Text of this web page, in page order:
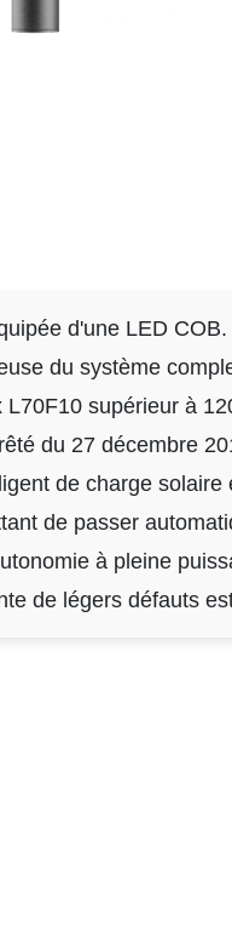
d'une LED COB.
du système
supérieur à
du 27 décembre
de charge solaire
de passer
à pleine
de légers défauts